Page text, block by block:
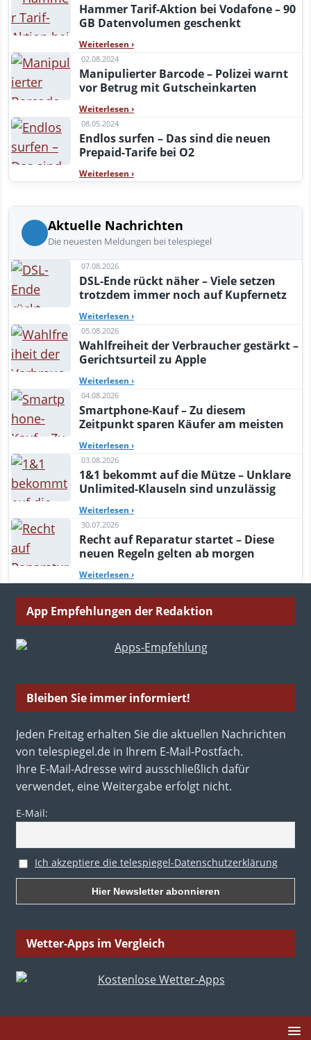
Hammer Tarif-Aktion bei Vodafone – 90
GB Datenvolumen geschenkt
Weiterlesen ›
02.08.2024
Manipulierter Barcode – Polizei warnt
vor Betrug mit Gutscheinkarten
Weiterlesen ›
08.05.2024
Endlos surfen – Das sind die neuen
Prepaid-Tarife bei O2
Weiterlesen ›
Aktuelle Nachrichten
Die neuesten Meldungen bei telespiegel
07.08.2026
DSL-Ende rückt näher – Viele setzen
trotzdem immer noch auf Kupfernetz
Weiterlesen ›
05.08.2026
Wahlfreiheit der Verbraucher gestärkt –
Gerichtsurteil zu Apple
Weiterlesen ›
04.08.2026
Smartphone-Kauf – Zu diesem
Zeitpunkt sparen Käufer am meisten
Weiterlesen ›
03.08.2026
1&1 bekommt auf die Mütze – Unklare
Unlimited-Klauseln sind unzulässig
Weiterlesen ›
30.07.2026
Recht auf Reparatur startet – Diese
neuen Regeln gelten ab morgen
Weiterlesen ›
App Empfehlungen der Redaktion
Bleiben Sie immer informiert!
Jeden Freitag erhalten Sie die aktuellen Nachrichten
von telespiegel.de in Ihrem E-Mail-Postfach.
Ihre E-Mail-Adresse wird ausschließlich dafür
verwendet, eine Weitergabe erfolgt nicht.
E-Mail:
Ich akzeptiere die telespiegel-Datenschutzerklärung
Wetter-Apps im Vergleich